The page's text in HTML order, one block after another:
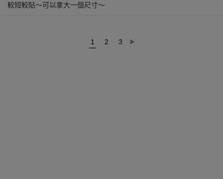
較短較貼～可以拿大一個尺寸～
1 2 3